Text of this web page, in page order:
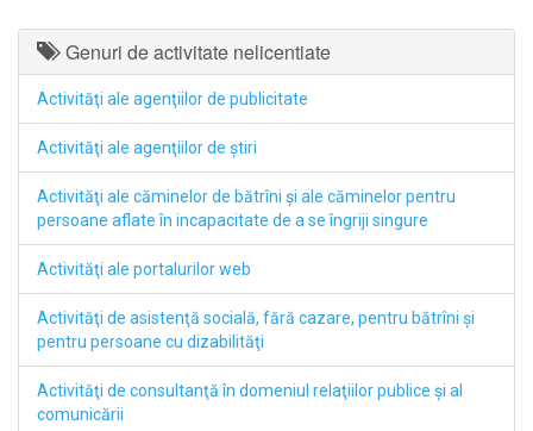
Genuri de activitate nelicentiate
Activităţi ale agenţiilor de publicitate
Activităţi ale agenţiilor de ştiri
Activităţi ale căminelor de bătrîni şi ale căminelor pentru
persoane aflate în incapacitate de a se îngriji singure
Activităţi ale portalurilor web
Activităţi de asistenţă socială, fără cazare, pentru bătrîni şi
pentru persoane cu dizabilităţi
Activităţi de consultanţă în domeniul relaţiilor publice şi al
comunicării